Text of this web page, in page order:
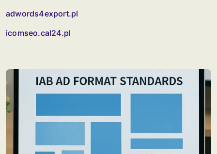
adwords4export.pl
icomseo.cal24.pl